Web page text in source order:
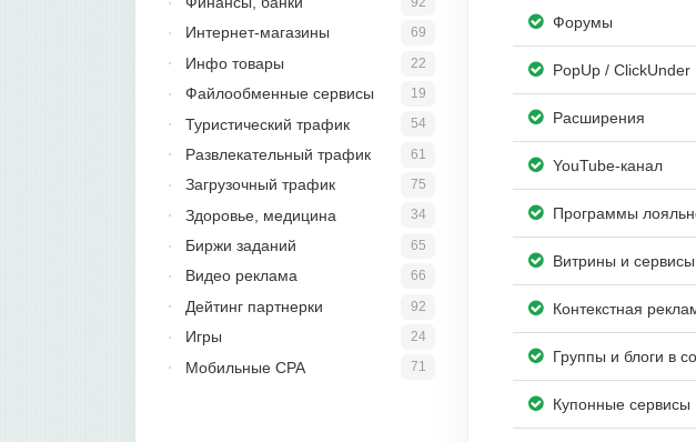
Форумы
PopUp / ClickUnder
Расширения
YouTube-канал
Программы
Витрины и
Контекстная
Группы и блоги в
Купонные сервисы
69
Интернет-магазины
22
Инфо товары
19
Файлообменные сервисы
54
Туристический трафик
61
Развлекательный трафик
75
Загрузочный трафик
34
Здоровье, медицина
65
Биржи заданий
66
Видео реклама
92
Дейтинг партнерки
24
Игры
71
Мобильные CPA